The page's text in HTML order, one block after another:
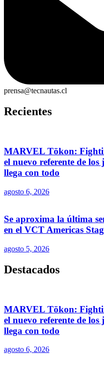
prensa@tecnautas.cl
Recientes
MARVEL Tōkon:
el nuevo referente de los
llega con todo
agosto 6, 2026
Se aproxima la última
en el VCT Americas
agosto 5, 2026
Destacados
MARVEL Tōkon:
el nuevo referente de los
llega con todo
agosto 6, 2026